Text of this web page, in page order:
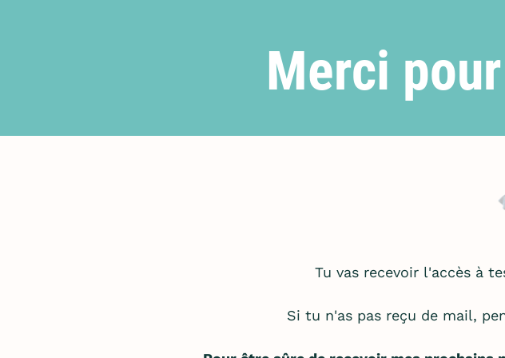
Merci
Tu vas recevoir l'accès à
Si tu n'as pas reçu de mail,